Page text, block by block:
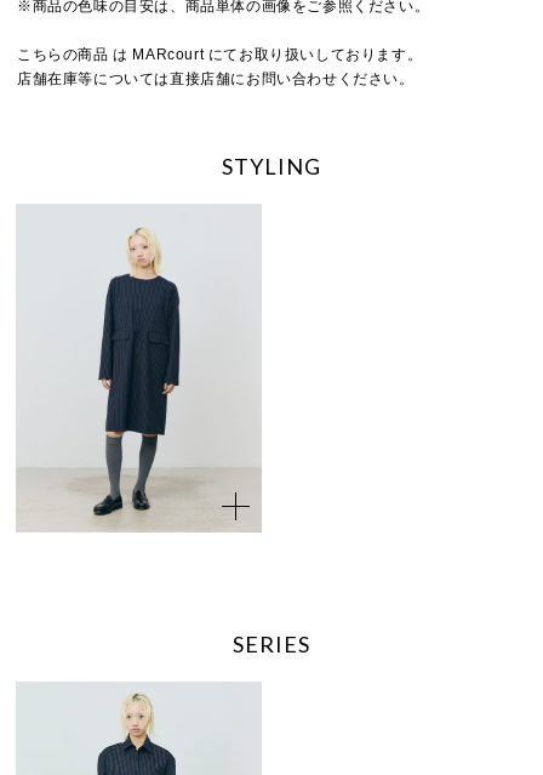
※商品の色味の目安は、商品単体の画像をご参照ください。
こちらの商品 は MARcourt にてお取り扱いしております。
店舗在庫等については直接店舗にお問い合わせください。
STYLING
SERIES